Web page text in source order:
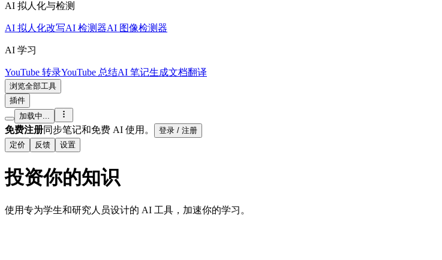
AI 拟人化与检测
AI 拟人化改写AI 检测器AI 图像检测器
AI 学习
YouTube 转录YouTube 总结AI 笔记生成文档翻译
浏览全部工具
插件
加载中...
免费注册同步笔记和免费 AI 使用。
登录 / 注册
定价
反馈 设置
投资你的知识
使用专为学生和研究人员设计的 AI 工具，加速你的学习。